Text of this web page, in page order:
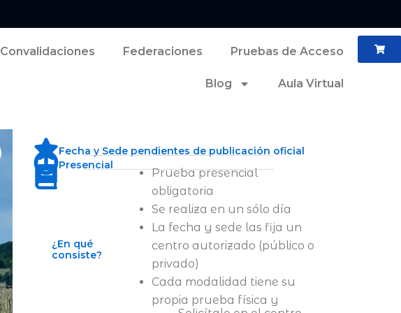
Convalidaciones Federaciones Pruebas de Acceso
Blog Aula Virtual
Fecha y Sede pendientes de publicación oficial
Presencial
¿En qué
consiste?
Prueba presencial
obligatoria
Se realiza en un sólo día
La fecha y sede las fija un
centro autorizado (público o
privado)
Cada modalidad tiene su
propia prueba física y